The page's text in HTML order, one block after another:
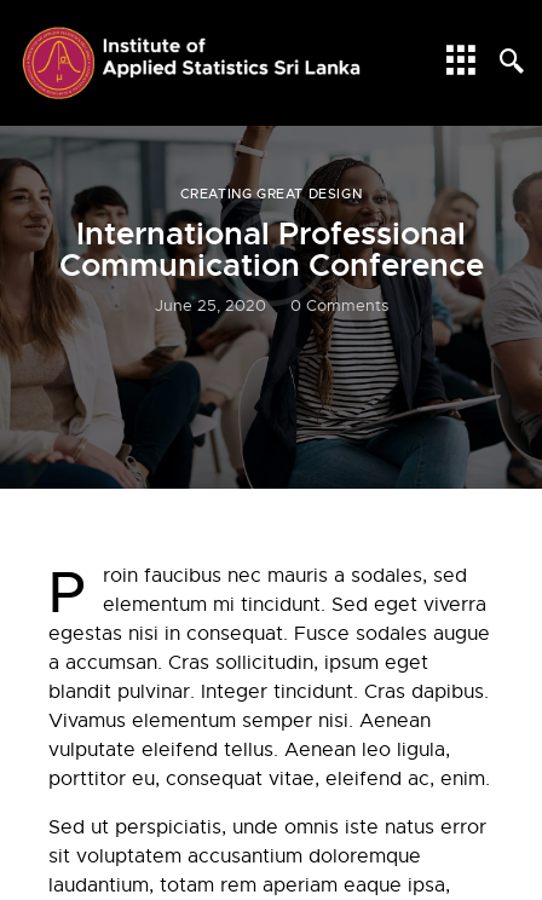
CREATING GREAT DESIGN
International Professional
Communication Conference
June 25, 2020 0 Comments
P
roin faucibus nec mauris a sodales, sed
elementum mi tincidunt. Sed eget viverra
egestas nisi in consequat. Fusce sodales augue
a accumsan. Cras sollicitudin, ipsum eget
blandit pulvinar. Integer tincidunt. Cras dapibus.
Vivamus elementum semper nisi. Aenean
vulputate eleifend tellus. Aenean leo ligula,
porttitor eu, consequat vitae, eleifend ac, enim.
Sed ut perspiciatis, unde omnis iste natus error
sit voluptatem accusantium doloremque
laudantium, totam rem aperiam eaque ipsa,